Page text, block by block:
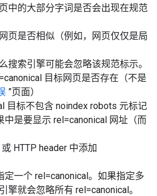
中的大部分字词是否会出现在规范
页是否相似（例如，网页仅仅是局
搜索引擎可能会忽略该规范标示。
目标网页是否存在（不是
”页面）
标不包含 noindex robots 元标记
要显示 rel=canonical 网址（而
HTTP header 中添加
个 rel=canonical。如果指定多
擎就会忽略所有 rel=canonical。